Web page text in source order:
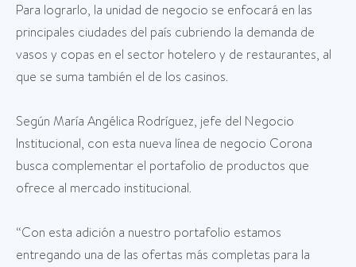
Para lograrlo, la unidad de negocio se enfocará en las
principales ciudades del país cubriendo la demanda de
vasos y copas en el sector hotelero y de restaurantes, al
que se suma también el de los casinos.
Según María Angélica Rodríguez, jefe del Negocio
Institucional, con esta nueva línea de negocio Corona
busca complementar el portafolio de productos que
ofrece al mercado institucional.
“Con esta adición a nuestro portafolio estamos
entregando una de las ofertas más completas para la